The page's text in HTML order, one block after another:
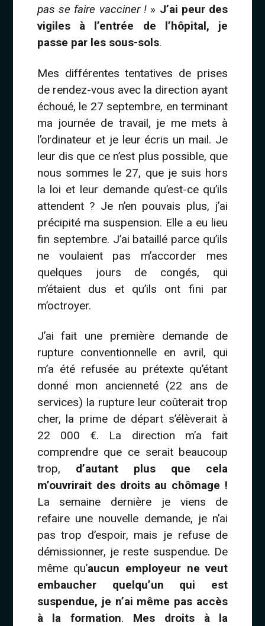
pas se faire vacciner ! » J’ai peur des
vigiles à l’entrée de l’hôpital, je
passe par les sous-sols.
Mes différentes tentatives de prises
de rendez-vous avec la direction ayant
échoué, le 27 septembre, en terminant
ma journée de travail, je me mets à
l’ordinateur et je leur écris un mail. Je
leur dis que ce n’est plus possible, que
nous sommes le 27, que je suis hors
la loi et leur demande qu’est-ce qu’ils
attendent ? Je n’en pouvais plus, j’ai
précipité ma suspension. Elle a eu lieu
fin septembre. J’ai bataillé parce qu’ils
ne voulaient pas m’accorder mes
quelques jours de congés, qui
m’étaient dus et qu’ils ont fini par
m’octroyer.
J’ai fait une première demande de
rupture conventionnelle en avril, qui
m’a été refusée au prétexte qu’étant
donné mon ancienneté (22 ans de
services) la rupture leur coûterait trop
cher, la prime de départ s’élèverait à
22 000 €. La direction m’a fait
comprendre que ce serait beaucoup
trop, d’autant plus que cela
m’ouvrirait des droits au chômage !
La semaine dernière je viens de
refaire une nouvelle demande, je n’ai
pas trop d’espoir, mais je refuse de
démissionner, je reste suspendue. De
même qu’aucun employeur ne veut
embaucher quelqu’un qui est
suspendue, je n’ai même pas accès
à la formation. Mes droits à la